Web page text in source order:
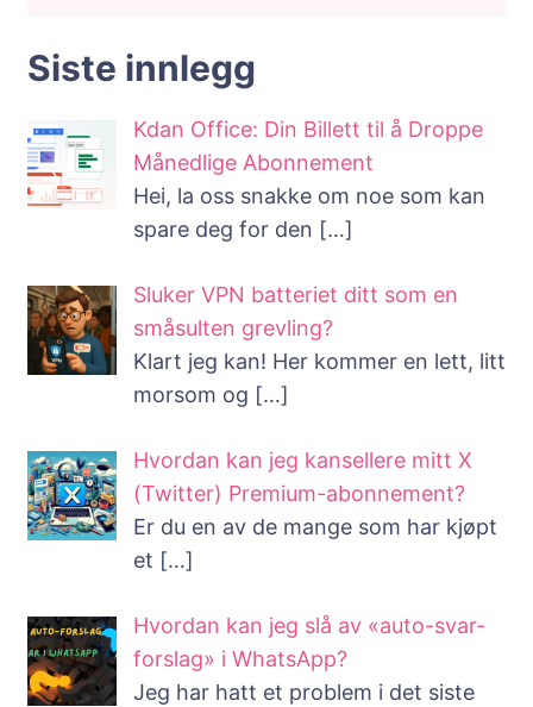
Siste innlegg
Kdan Office: Din Billett til å Droppe
Månedlige Abonnement
Hei, la oss snakke om noe som kan
spare deg for den […]
Sluker VPN batteriet ditt som en
småsulten grevling?
Klart jeg kan! Her kommer en lett, litt
morsom og […]
Hvordan kan jeg kansellere mitt X
(Twitter) Premium-abonnement?
Er du en av de mange som har kjøpt
et […]
Hvordan kan jeg slå av «auto-svar-
forslag» i WhatsApp?
Jeg har hatt et problem i det siste